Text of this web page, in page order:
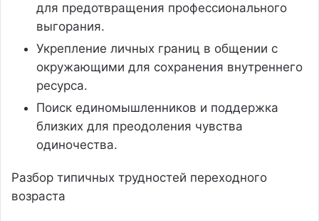
для предотвращения профессионального
выгорания.
Укрепление личных границ в общении с
окружающими для сохранения внутреннего
ресурса.
Поиск единомышленников и поддержка
близких для преодоления чувства
одиночества.
Разбор типичных трудностей переходного
возраста